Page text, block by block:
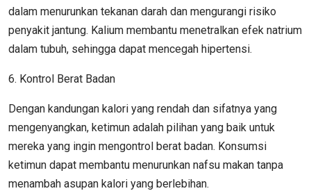
dalam menurunkan tekanan darah dan mengurangi risiko
penyakit jantung. Kalium membantu menetralkan efek natrium
dalam tubuh, sehingga dapat mencegah hipertensi.
6. Kontrol Berat Badan
Dengan kandungan kalori yang rendah dan sifatnya yang
mengenyangkan, ketimun adalah pilihan yang baik untuk
mereka yang ingin mengontrol berat badan. Konsumsi
ketimun dapat membantu menurunkan nafsu makan tanpa
menambah asupan kalori yang berlebihan.